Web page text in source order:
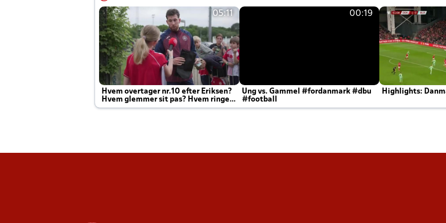
05:11
Hvem overtager nr.10 efter Eriksen?
Hvem glemmer sit pas? Hvem ringer
Joachim altid til efter kampe?
00:19
Ung vs. Gammel #fordanmark #dbu
#football
Highlights: